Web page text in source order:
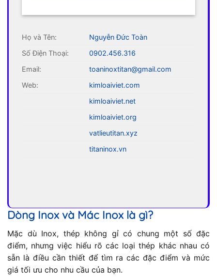
Họ và Tên:
Nguyễn Đức Toàn
Số Điện Thoại:
0902.456.316
Email:
toaninoxtitan@gmail.com
Web:
kimloaiviet.com
kimloaiviet.net
kimloaiviet.org
vatlieutitan.xyz
titaninox.vn
Dòng Inox và Mác Inox là gì?
Mặc dù Inox, thép không gỉ có chung một số đặc
điểm, nhưng việc hiểu rõ các loại thép khác nhau có
sẵn là điều cần thiết để tìm ra các đặc điểm và mức
giá tối ưu cho nhu cầu của bạn.